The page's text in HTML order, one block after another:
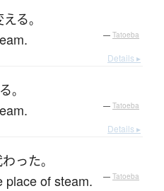
える。
— Tatoeba
Details ▸
。
— Tatoeba
Details ▸
わった。
place of steam. — Tatoeba